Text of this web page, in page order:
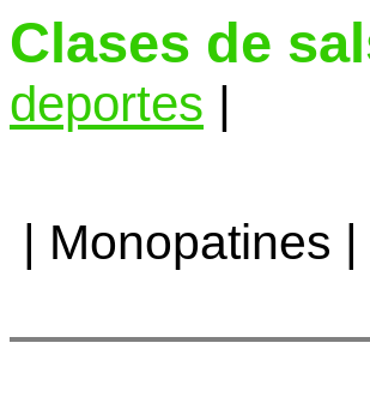
Clases de
deportes |
Monopatines